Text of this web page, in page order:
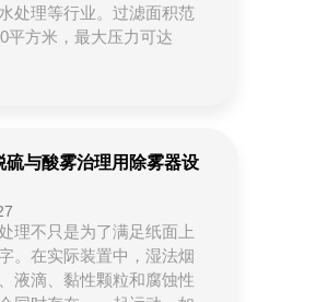
处理等行业。过滤面积范
平方米，最大压力可达
硫与酸雾治理用除雾器设
理不只是为了满足纸面上
。在实际装置中，湿法烟
液滴、黏性颗粒和腐蚀性